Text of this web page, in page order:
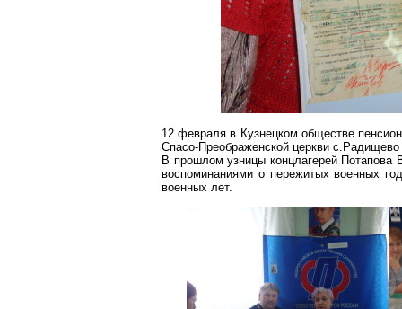
12 февраля в Кузнецком обществе
Спасо-Преображенской церкви
В прошлом узницы концлагерей Потапова
воспоминаниями о пережитых военных
военных лет.